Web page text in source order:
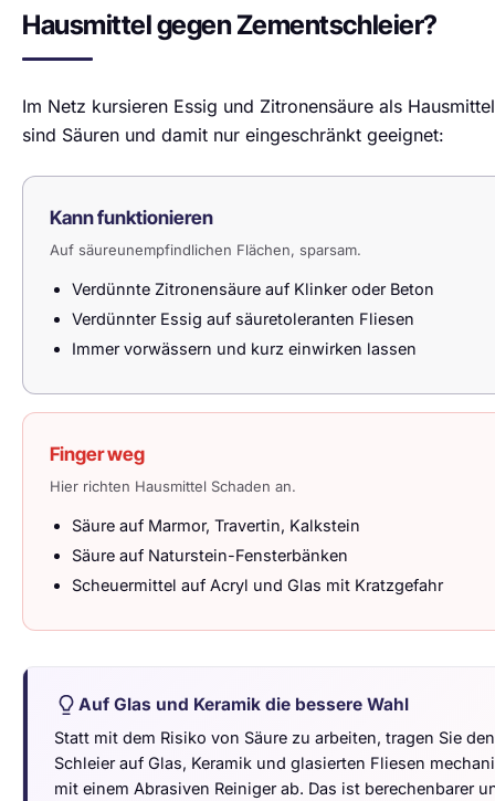
Hausmittel gegen Zementschleier?
Im Netz kursieren Essig und Zitronensäure als
sind Säuren und damit nur eingeschränkt geeignet:
Kann funktionieren
Auf säureunempfindlichen Flächen, sparsam.
Verdünnte Zitronensäure auf Klinker oder Beton
Verdünnter Essig auf säuretoleranten Fliesen
Immer vorwässern und kurz einwirken lassen
Finger weg
Hier richten Hausmittel Schaden an.
Säure auf Marmor, Travertin, Kalkstein
Säure auf Naturstein-Fensterbänken
Scheuermittel auf Acryl und Glas mit Kratzgefahr
Auf Glas und Keramik die bessere Wahl
Statt mit dem Risiko von Säure zu arbeiten, tragen Sie den
Schleier auf Glas, Keramik und glasierten Fliesen
mit einem Abrasiven Reiniger ab. Das ist berechenbarer